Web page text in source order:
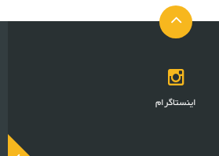
اینستاگرام